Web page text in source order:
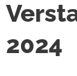
2024